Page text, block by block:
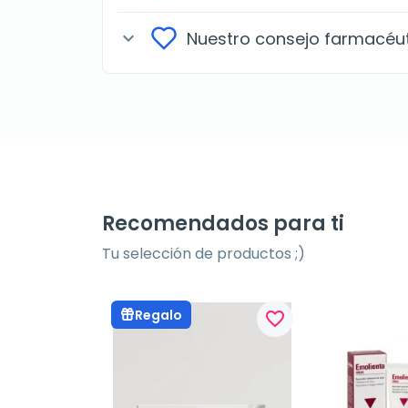
expand_more Nuestro consejo
Recomendados para ti
Tu selección de productos ;)
Regalo favorite_border